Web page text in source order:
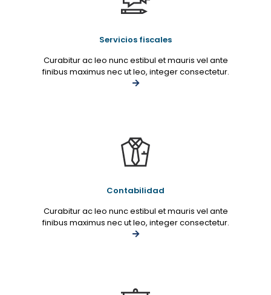
Servicios fiscales
Curabitur ac leo nunc estibul et mauris vel ante
finibus maximus nec ut leo, integer consectetur.
Contabilidad
Curabitur ac leo nunc estibul et mauris vel ante
finibus maximus nec ut leo, integer consectetur.